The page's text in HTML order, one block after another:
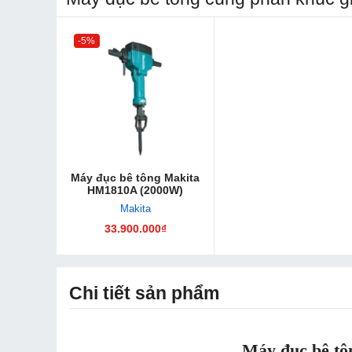
-5%
Máy đục bê tông Makita
HM1810A (2000W)
Makita
33.900.000₫
Chi tiết sản phẩm